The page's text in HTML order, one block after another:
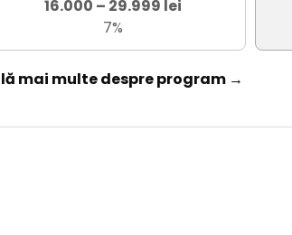
16.000 – 29.999 lei
7%
mai multe despre program →